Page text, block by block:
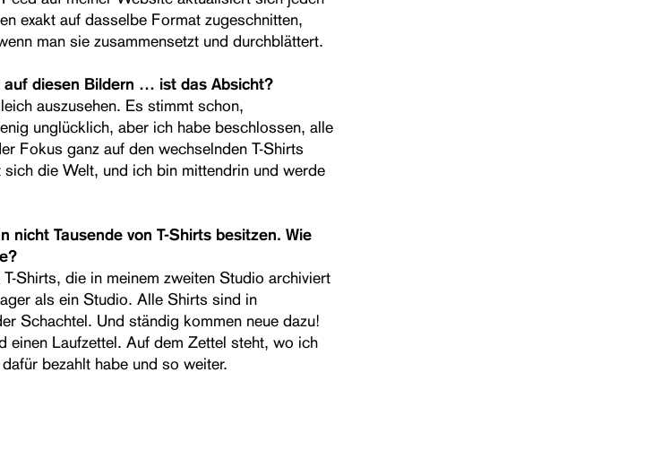
exakt auf dasselbe Format zugeschnitten,
man sie zusammensetzt und durchblättert.
auf diesen Bildern … ist das Absicht?
auszusehen. Es stimmt schon,
unglücklich, aber ich habe beschlossen, alle
Fokus ganz auf den wechselnden T-Shirts
die Welt, und ich bin mittendrin und werde
nicht Tausende von T-Shirts besitzen. Wie
Shirts, die in meinem zweiten Studio archiviert
als ein Studio. Alle Shirts sind in
Schachtel. Und ständig kommen neue dazu!
einen Laufzettel. Auf dem Zettel steht, wo ich
bezahlt habe und so weiter.